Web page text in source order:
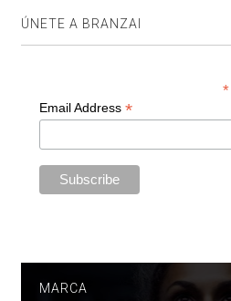
ÚNETE A BRANZAI
*
Email Address *
MARCA